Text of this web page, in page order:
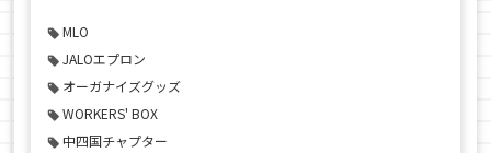
MLO
JALOエプロン
オーガナイズグッズ
WORKERS' BOX
中四国チャプター